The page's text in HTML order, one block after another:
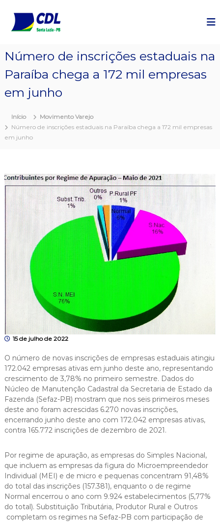
Número de inscrições estaduais na
Paraíba chega a 172 mil empresas
em junho
Início
Movimento Varejo
Número de inscrições estaduais na Paraíba chega a 172 mil empresas
em junho
15 de julho de 2022
O número de novas inscrições de empresas estaduais atingiu
172.042 empresas ativas em junho deste ano, representando
crescimento de 3,78% no primeiro semestre. Dados do
Núcleo de Manutenção Cadastral da Secretaria de Estado da
Fazenda (Sefaz-PB) mostram que nos seis primeiros meses
deste ano foram acrescidas 6.270 novas inscrições,
encerrando junho deste ano com 172.042 empresas ativas,
contra 165.772 inscrições de dezembro de 2021.
Por regime de apuração, as empresas do Simples Nacional,
que incluem as empresas da figura do Microempreendedor
Individual (MEI) e de micro e pequenas concentram 91,48%
do total das inscrições (157.381), enquanto o de regime
Normal encerrou o ano com 9.924 estabelecimentos (5,77%
do total). Substituição Tributária, Produtor Rural e Outros
completam os regimes na Sefaz-PB com participação de